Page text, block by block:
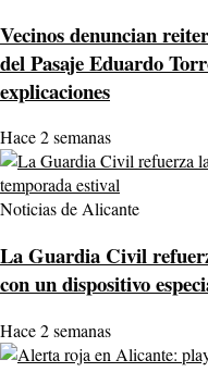
Vecinos denuncian
del Pasaje Eduardo
explicaciones
Hace 2 semanas
Noticias de Alicante
La Guardia Civil
con un dispositivo
Hace 2 semanas